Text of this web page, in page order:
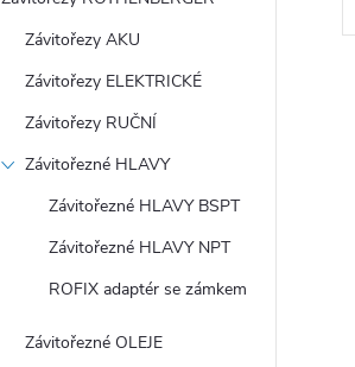
Závitořezy AKU
Závitořezy ELEKTRICKÉ
Závitořezy RUČNÍ
Závitořezné HLAVY
Závitořezné HLAVY BSPT
Závitořezné HLAVY NPT
ROFIX adaptér se zámkem
Závitořezné OLEJE